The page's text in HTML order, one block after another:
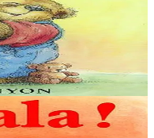
! Met hemañ n'eo ket
se !